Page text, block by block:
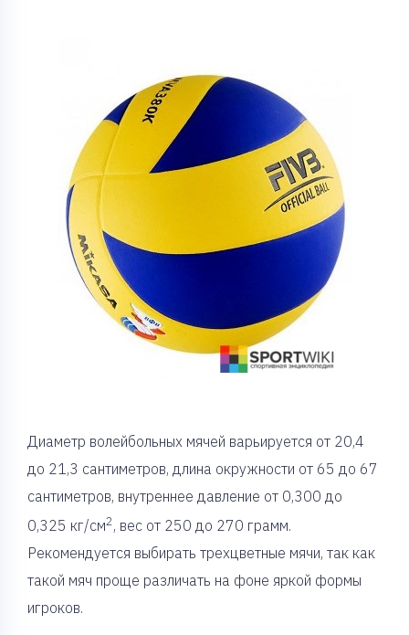
Диаметр волейбольных мячей варьируется от 20,4
до 21,3 сантиметров, длина окружности от 65 до 67
сантиметров, внутреннее давление от 0,300 до
0,325 кг/см2, вес от 250 до 270 грамм.
Рекомендуется выбирать трехцветные мячи, так как
такой мяч проще различать на фоне яркой формы
игроков.